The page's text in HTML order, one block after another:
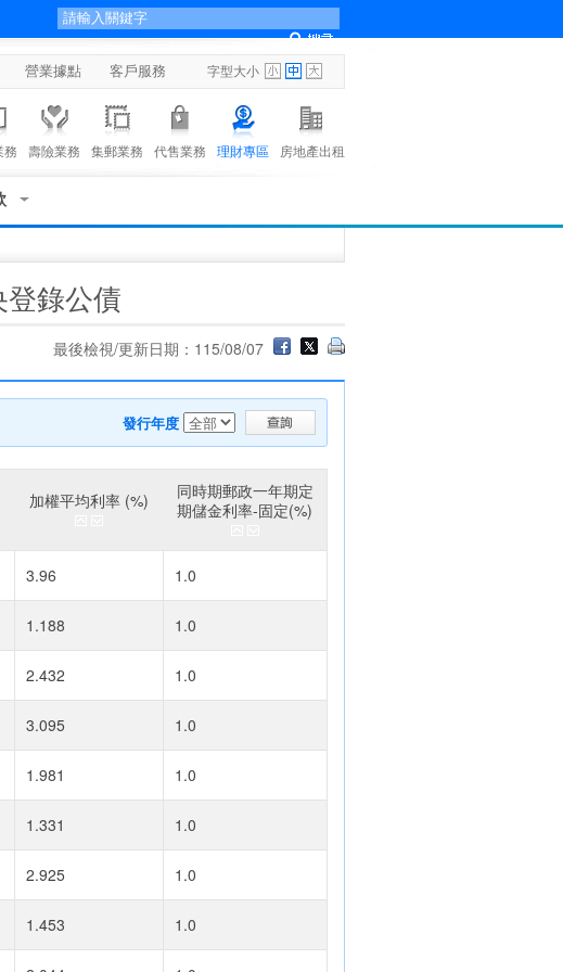
營業據點 客戶服務 字型大小
務 壽險業務 集郵業務 代售業務 理財專區 房地產出租
登錄公債
最後檢視/更新日期：115/08/07
發行年度
加權平均利率 (%)
同時期郵政一年期定
期儲金利率-固定(%)
3.96 1.0
1.188 1.0
2.432 1.0
3.095 1.0
1.981 1.0
1.331 1.0
2.925 1.0
1.453 1.0